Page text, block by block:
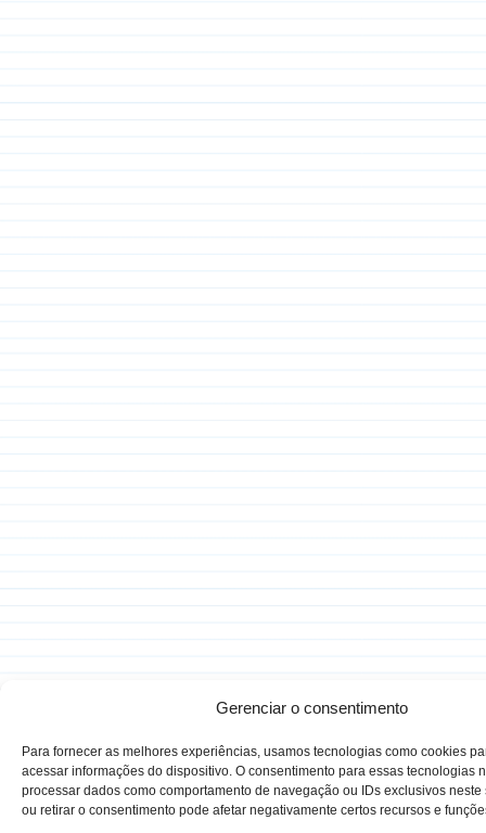
Gerenciar o consentimento
Para fornecer as melhores experiências, usamos tecnologias como cookies
acessar informações do dispositivo. O consentimento para essas tecnologias
processar dados como comportamento de navegação ou IDs exclusivos neste
ou retirar o consentimento pode afetar negativamente certos recursos e